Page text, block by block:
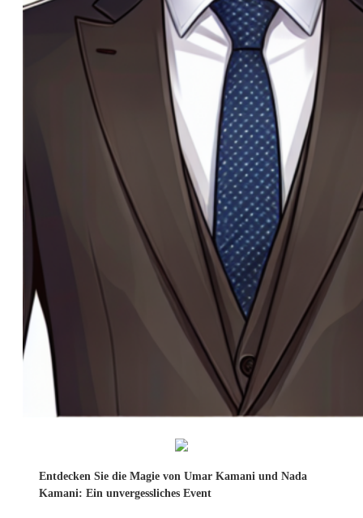
Entdecken Sie die Magie von Umar Kamani und Nada
Kamani: Ein unvergessliches Event